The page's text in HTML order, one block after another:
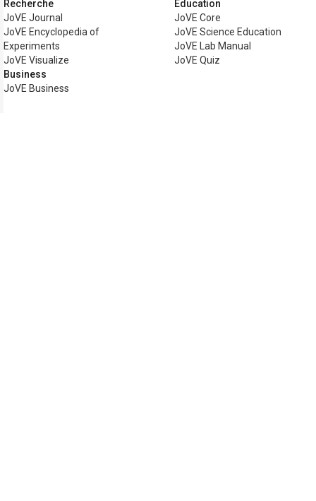
Recherche
JoVE Journal
JoVE Encyclopedia of
Experiments
JoVE Visualize
Business
JoVE Business
Éducation
JoVE Core
JoVE Science Education
JoVE Lab Manual
JoVE Quiz